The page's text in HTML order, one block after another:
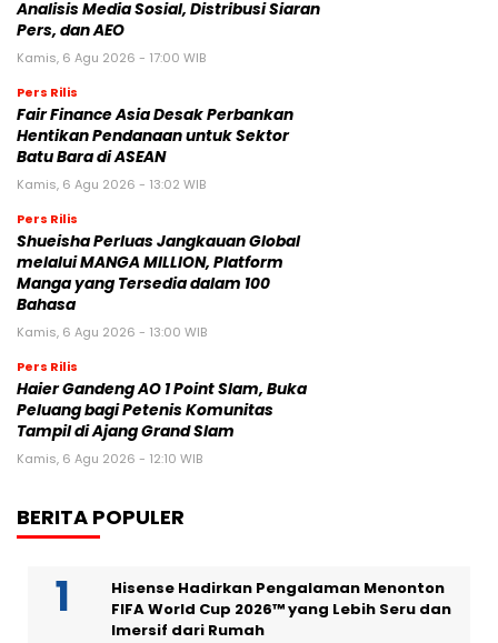
Analisis Media Sosial, Distribusi Siaran
Pers, dan AEO
Kamis, 6 Agu 2026 - 17:00 WIB
Pers Rilis
Fair Finance Asia Desak Perbankan
Hentikan Pendanaan untuk Sektor
Batu Bara di ASEAN
Kamis, 6 Agu 2026 - 13:02 WIB
Pers Rilis
Shueisha Perluas Jangkauan Global
melalui MANGA MILLION, Platform
Manga yang Tersedia dalam 100
Bahasa
Kamis, 6 Agu 2026 - 13:00 WIB
Pers Rilis
Haier Gandeng AO 1 Point Slam, Buka
Peluang bagi Petenis Komunitas
Tampil di Ajang Grand Slam
Kamis, 6 Agu 2026 - 12:10 WIB
BERITA POPULER
Hisense Hadirkan Pengalaman Menonton
FIFA World Cup 2026™ yang Lebih Seru dan
Imersif dari Rumah